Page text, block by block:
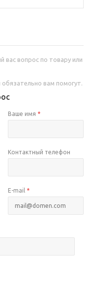
вопрос по товару или
вам помогут.
Ваше имя *
Контактный телефон
E-mail *